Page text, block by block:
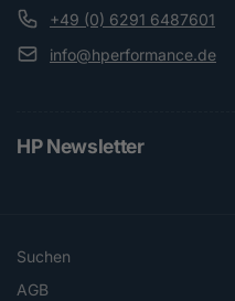
+49 (0) 6291 6487601
info@hperformance.de
HP Newsletter
Suchen
AGB